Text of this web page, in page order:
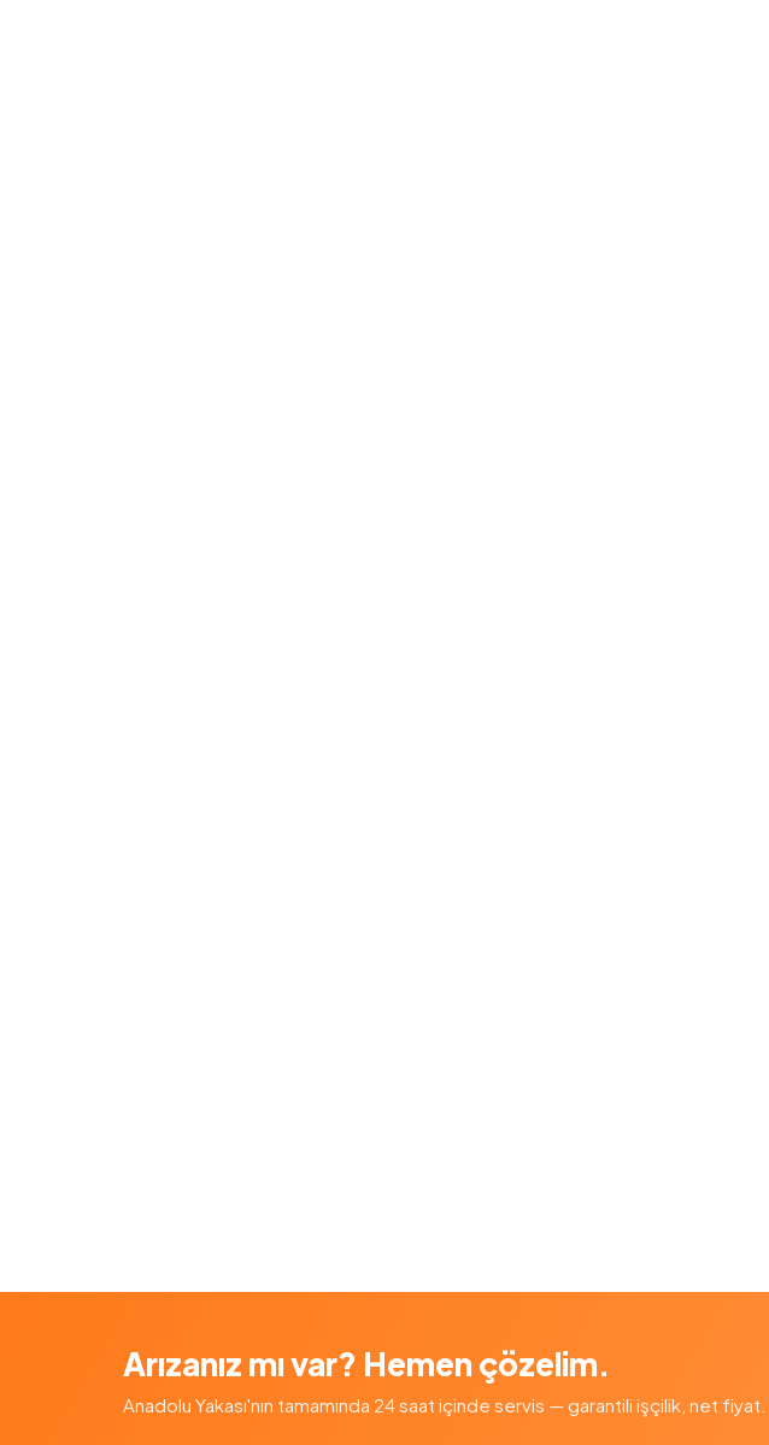
Arızanız mı var? Hemen çözelim.
Anadolu Yakası'nın tamamında 24 saat içinde servis — garantili işçilik, net fiyat.